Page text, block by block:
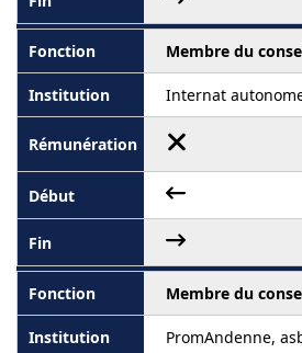
Membre du
Internat
Membre du
PromAndenne,